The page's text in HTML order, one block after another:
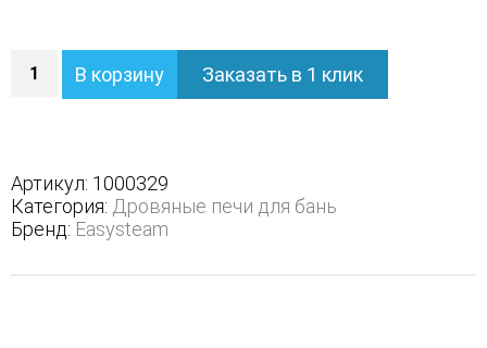
Печь
Анапа
полноценном
кожухе
с
открытым
В корзину Заказать в 1 клик
Артикул: 1000329
Категория: Дровяные печи для бань
Бренд: Easysteam